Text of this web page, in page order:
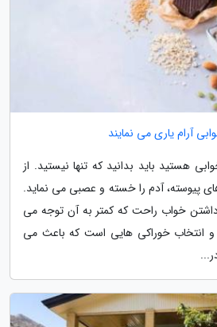
آرام یاری می نمایند
هستید باید بدانید که تنها نیستید. از
پیوسته، آدم را خسته و عصبی می نماید.
داشتن خواب راحت که کمتر به آن توجه می
و انتخاب خوراکی هایی است که باعث می